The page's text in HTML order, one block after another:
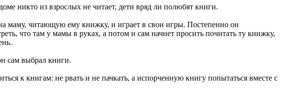
никто из взрослых не читает, дети вряд ли полюбят книги.
маму, читающую ему книжку, и играет в свои игры. Постепенно он
что там у мамы в руках, а потом и сам начнет просить почитать ту книжку,
сам выбрал книги.
к книгам: не рвать и не пачкать, а испорченную книгу попытаться вместе с